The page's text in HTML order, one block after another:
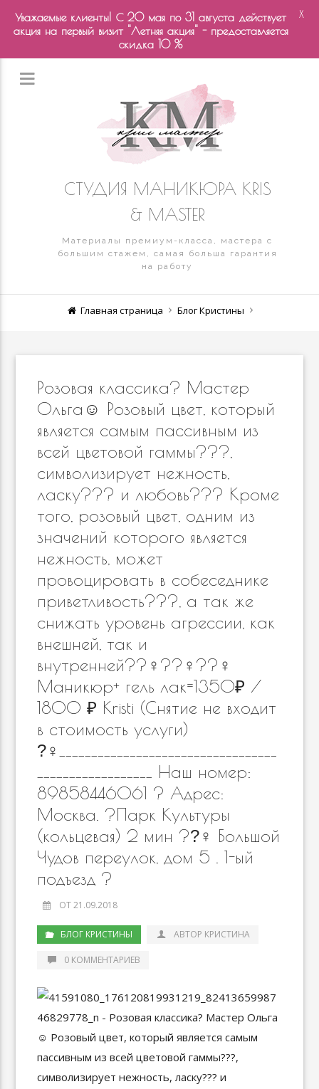
СТУДИЯ МАНИКЮРА KRIS
& MASTER
Материалы премиум-класса, мастера с
большим стажем, самая больша гарантия
на работу
Главная страница Блог Кристины
Розовая классика? Мастер
Ольга☺️ Розовый цвет, который
является самым пассивным из
всей цветовой гаммы???,
символизирует нежность,
ласку??? и любовь??? Кроме
того, розовый цвет, одним из
значений которого является
нежность, может
провоцировать в собеседнике
приветливость???, а так же
снижать уровень агрессии, как
внешней, так и
внутренней??‍♀️??‍♀️??‍♀️
Маникюр+ гель лак=1350₽ /
1800 ₽ Kristi (Снятие не входит
в стоимость услуги)
?‍♀__________________________________
__________________ Наш номер:
89858446061 ? Адрес:
Москва. ?Парк Культуры
(кольцевая) 2 мин ??‍♀ Большой
Чудов переулок, дом 5 . 1-ый
подъезд ?
ОТ 21.09.2018
БЛОГ КРИСТИНЫ АВТОР КРИСТИНА
0 КОММЕНТАРИЕВ
Уважаемые клиенты! С 20 мая по 31 августа действует
акция на первый визит "Летняя акция" - предоставляется
скидка 10 %
X